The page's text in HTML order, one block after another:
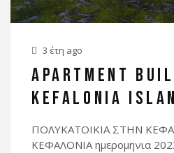
3 έτη ago
APARTMENT
KEFALONIA
ΠΟΛΥΚΑΤΟΙΚΙΑ ΣΤΗΝ
ΚΕΦΑΛΟΝΙΑ ημερομηνια